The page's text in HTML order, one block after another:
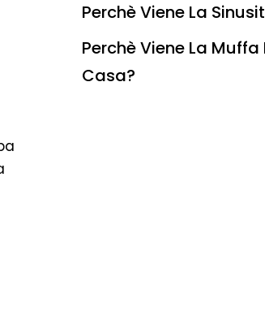
Perchè Viene La
Perchè Viene La Muffa
Casa?